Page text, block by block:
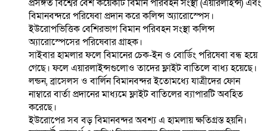
প্রসঙ্গত বিশ্বের বেশ কয়েকটি বিমান পরিবহন সংস্থা (এয়ারলাইন্স) এবং
বিমানবন্দরে পরিষেবা প্রদান করে কলিন্স অ্যারোস্পেস।
ইউরোপভিত্তিক বেশিরভাগ বিমান পরিবহন সংস্থা কলিন্স
অ্যারোস্পেসের পরিষেবার গ্রাহক।
সাইবার হামলার ফলে বিমানের চেক-ইন ও বোর্ডিং পরিষেবা বন্ধ হয়ে
গেছে। ফলে এয়ারলাইন্সগুলোও তাদের ফ্লাইট বাতিলে বাধ্য হয়েছে।
লন্ডন, ব্রাসেলস ও বার্লিন বিমানবন্দর ইতোমধ্যে যাত্রীদের ফোন
নাম্বারে বার্তা প্রদানের মাধ্যমে ফ্লাইট বাতিলের ব্যাপারটি অবহিত
করেছে।
ইউরোপের সব বড় বিমানবন্দর অবশ্য এ হামলায় ক্ষতিগ্রস্ত হয়নি।